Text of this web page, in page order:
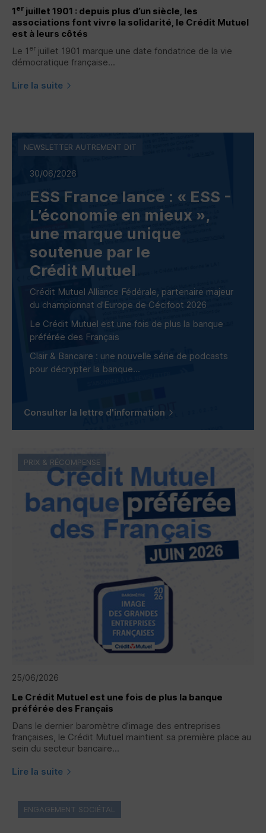
1er juillet 1901 : depuis plus d’un siècle, les
associations font vivre la solidarité, le Crédit Mutuel
est à leurs côtés
Le 1 er juillet 1901 marque une date fondatrice de la vie
démocratique française...
Lire la suite
30/06/2026
ESS France lance : « ESS -
L’économie en mieux »,
une marque unique
soutenue par le
Crédit Mutuel
Crédit Mutuel Alliance Fédérale, partenaire majeur
du championnat d’Europe de Cécifoot 2026
Le Crédit Mutuel est une fois de plus la banque
préférée des Français
Clair & Bancaire : une nouvelle série de podcasts
pour décrypter la banque...
Consulter la lettre d'information
NEWSLETTER AUTREMENT DIT
25/06/2026
Le Crédit Mutuel est une fois de plus la banque
préférée des Français
Dans le dernier baromètre d’image des entreprises
françaises, le Crédit Mutuel maintient sa première place au
sein du secteur bancaire...
Lire la suite
PRIX & RÉCOMPENSE
ENGAGEMENT SOCIÉTAL